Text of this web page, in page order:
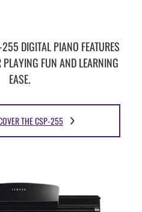
DIGITAL PIANO FEATURES
PLAYING FUN AND LEARNING
EASE.
THE CSP-255